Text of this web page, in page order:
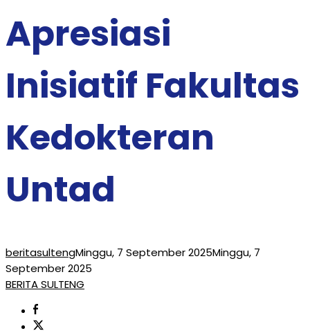
Apresiasi
Inisiatif Fakultas
Kedokteran
Untad
beritasultengMinggu, 7 September 2025Minggu, 7
September 2025
BERITA SULTENG